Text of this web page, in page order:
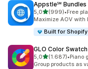
Appstle℠ Bundles
5,0stelle su 5
(999)
999 recensioni
•Free
Maximize AOV with
Built for Shopify
GLO Color
5,0stelle su 5
(1.687)
1687 recensioni
•Piano
Group products as